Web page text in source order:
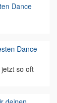
Dance
Dance
so oft